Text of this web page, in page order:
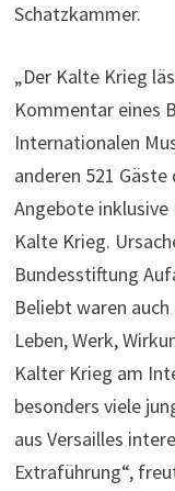
Schatzkammer.
„Der Kalte Krieg
Kommentar eines
Internationalen
anderen 521
Angebote inklusive
Kalte Krieg.
Bundesstiftung
Beliebt waren
Leben, Werk,
Kalter Krieg am
besonders viele
aus Versailles
Extraführung“,